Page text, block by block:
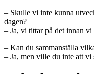
– Skulle vi inte kunna
dagen?
– Ja, vi tittar på det innan vi
– Kan du sammanställa
– Ja, men ville du inte att